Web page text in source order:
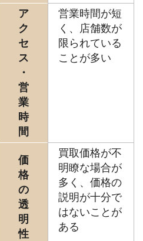
ア
ク
セ
ス
・
営
業
時
間
営業時間が短
く、店舗数が
限られている
ことが多い
価
格
の
透
明
性
買取価格が不
明瞭な場合が
多く、価格の
説明が十分で
はないことが
ある